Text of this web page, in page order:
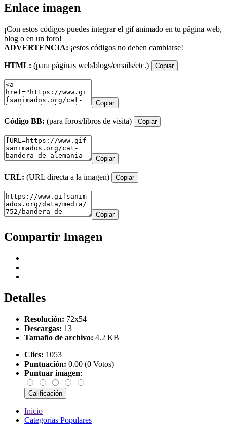
Enlace imagen
¡Con estos códigos puedes integrar el gif animado en tu página web,
blog o en un foro!
ADVERTENCIA: ¡estos códigos no deben cambiarse!
HTML: (para páginas web/blogs/emails/etc.) Copiar
Copiar
Código BB: (para foros/libros de visita) Copiar
Copiar
URL: (URL directa a la imagen) Copiar
Copiar
Compartir Imagen
Detalles
Resolución: 72x54
Descargas: 13
Tamaño de archivo: 4.2 KB
Clics: 1053
Puntuación: 0.00 (0 Votos)
Puntuar imagen:
Inicio
Categorías Populares